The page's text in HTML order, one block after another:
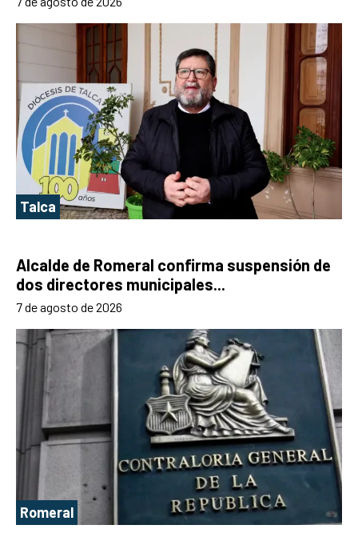
Talca
Alcalde de Romeral confirma suspensión de
dos directores municipales...
7 de agosto de 2026
Romeral